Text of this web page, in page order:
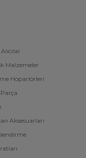
Malzemeler
Hoparlörleri
Parça
Aksesuarları